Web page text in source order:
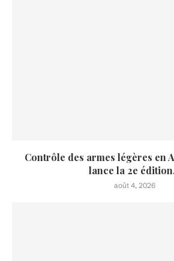
Contrôle des armes légères en
lance la 2e
août 4, 2026